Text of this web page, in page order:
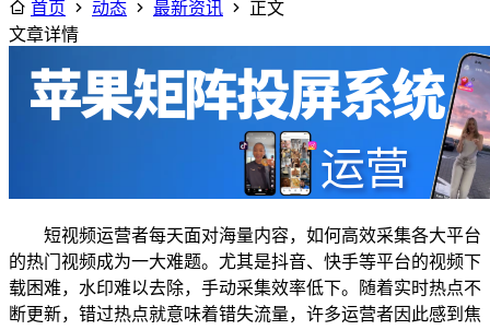
首页 动态 最新资讯
正文
文章详情
短视频运营者每天面对海量内容，如何高效采集各大平台
的热门视频成为一大难题。尤其是抖音、快手等平台的视频下
载困难，水印难以去除，手动采集效率低下。随着实时热点不
断更新，错过热点就意味着错失流量，许多运营者因此感到焦